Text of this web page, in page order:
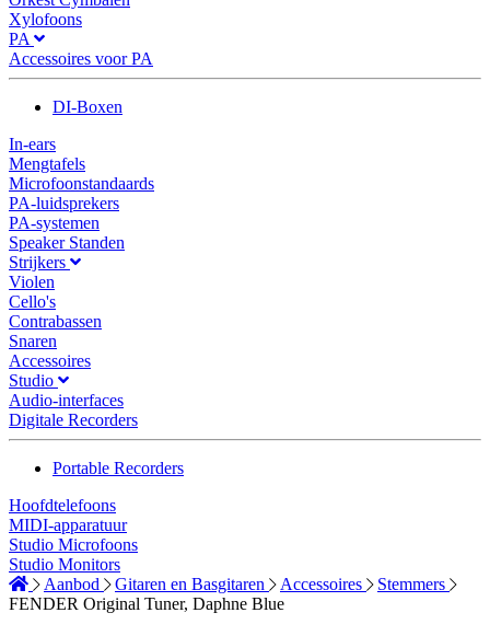
Xylofoons
PA
Accessoires voor PA
DI-Boxen
In-ears
Mengtafels
Microfoonstandaards
PA-luidsprekers
PA-systemen
Speaker Standen
Strijkers
Violen
Cello's
Contrabassen
Snaren
Accessoires
Studio
Audio-interfaces
Digitale Recorders
Portable Recorders
Hoofdtelefoons
MIDI-apparatuur
Studio Microfoons
Studio Monitors
Aanbod
Gitaren en Basgitaren Accessoires
Stemmers
FENDER Original Tuner, Daphne Blue